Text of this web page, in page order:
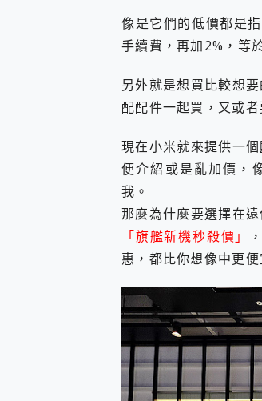
像是它們的低價都是
手續費，再加2%，等
另外就是想買比較想
配配件一起買，又或
現在小米就來提供一個
便介紹或是亂加價，
我。
那麼為什麼要選擇在
「旗艦新機秒殺價」
，
惠，都比你想像中更便